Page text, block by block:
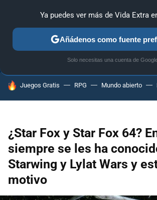
ANÁLISIS GUÍAS Y TRUCOS PC
HOY SE HABLA DE
Juegos Gratis RPG Mundo abierto
¿Star Fox y Star Fox 64?
siempre se les ha
Starwing y Lylat Wars y
motivo
Ya puedes ver más de Vida Extra
Añádenos como fuente
Solo necesitas una cuenta de